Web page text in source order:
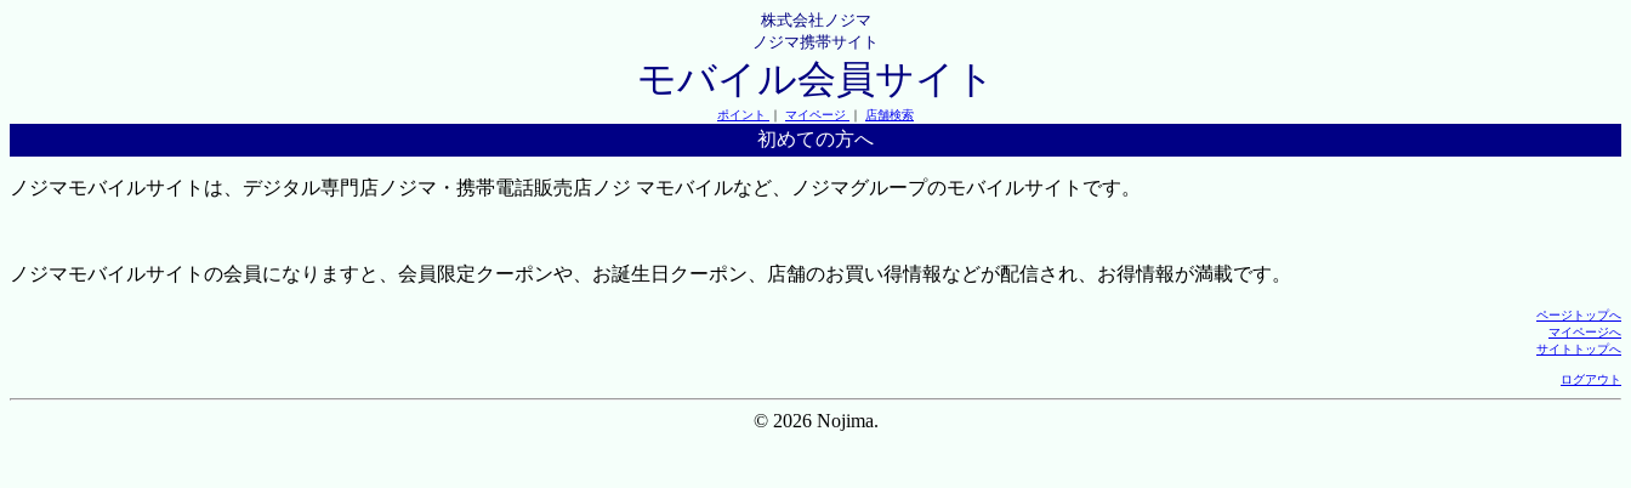
株式会社ノジマ
ノジマ携帯サイト
モバイル会員サイト
ポイント ｜ マイページ ｜ 店舗検索
初めての方へ
ノジマモバイルサイトは、デジタル専門店ノジマ・携帯電話販売店ノジ マモバイルなど、ノジマグループのモバイルサイトです。
ノジマモバイルサイトの会員になりますと、会員限定クーポンや、お誕生日クーポン、店舗のお買い得情報などが配信され、お得情報が満載です。
ページトップへ
マイページへ
サイトトップへ
ログアウト
© 2026 Nojima.